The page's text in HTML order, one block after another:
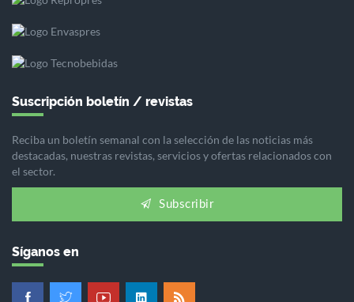
Suscripción boletín / revistas
Reciba un boletín semanal con la selección de las noticias más
destacadas, nuestras revistas, servicios y ofertas relacionados con
el sector.
Subscribir
Síganos en